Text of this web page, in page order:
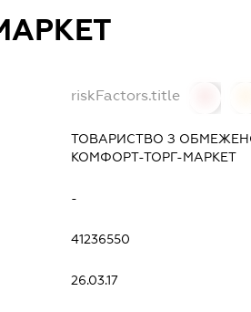
riskFactors.title
ТОВАРИСТВО З
КОМФОРТ-ТОРГ-МАРКЕТ
-
41236550
26.03.17